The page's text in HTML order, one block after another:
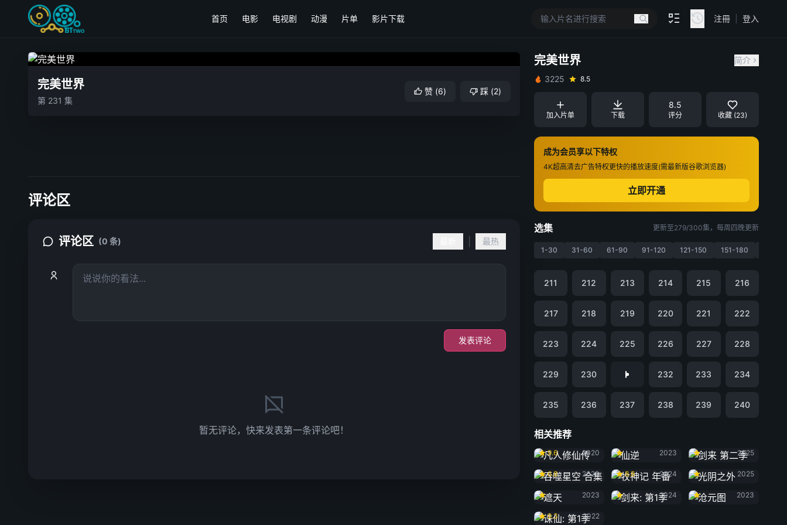
首页 电影 电视剧 动漫 片单 影片下载 注冊 登入
完美世界
第 231 集
赞 (6) 踩 (2)
完美世界
简介
3225
8.5
加入片单 下载
8.5
评分 收藏 (23)
成为会员享以下特权
4K超高清去广告特权更快的播放速度(需最新版谷歌浏览器)
立即开通
选集 更新至279/300集，每周四晚更新
1-30 31-60 61-90 91-120 121-150 151-180
211 212 213 214 215 216
217 218 219 220 221 222
223 224 225 226 227 228
229 230 232 233 234
235 236 237 238 239 240
相关推荐
凡人修仙传
9.6
2020
2023
2025
吞噬星空 合集
6.8
2020
牧神记 年番
8.8
2024
光阴之外
2025
遮天
2023
剑来: 第1季
2024
沧元图
2023
诛仙: 第1季
8.3
2022
评论区
评论区 (0 条) 最热
发表评论
暂无评论，快来发表第一条评论吧！